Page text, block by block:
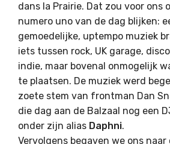
dans la Prairie. Dat zou voor ons
numero uno van de dag blijken:
gemoedelijke, uptempo muziek
iets tussen rock, UK garage,
indie, maar bovenal onmogelijk
te plaatsen. De muziek werd
zoete stem van frontman Dan
die dag aan de Balzaal nog een
onder zijn alias Daphni.
Vervolgens begaven we ons